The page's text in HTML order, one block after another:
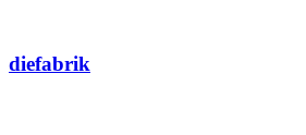
diefabrik